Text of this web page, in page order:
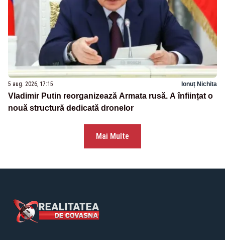
5 aug. 2026, 17:15 Ionuț Nichita
Vladimir Putin reorganizează Armata rusă. A înființat o
nouă structură dedicată dronelor
Mai Multe